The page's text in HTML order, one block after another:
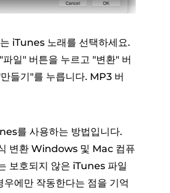
iTunes 노래를 선택하세요.
일" 버튼을 누르고 "변환" 버
들기"를 누릅니다. MP3 버
를 사용하는 방법입니다.
변환 Windows 및 Mac 컴퓨
보호되지 않은 iTunes 파일
우에만 작동한다는 점을 기억